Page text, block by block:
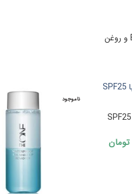
بالم لب اسنشلز حاوی ویتامین E و روغن
بالم لب رنگی دی وان AZ – با SPF25
تومانCurrent
ناموجود